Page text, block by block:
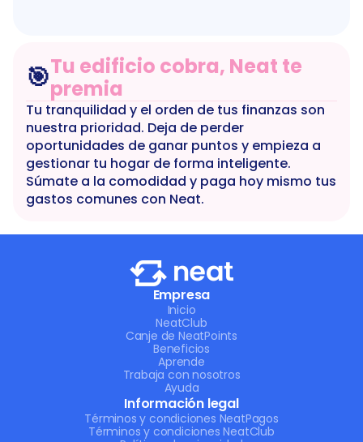
🎯Tu edificio cobra, Neat te
premia
Tu tranquilidad y el orden de tus finanzas son
nuestra prioridad. Deja de perder
oportunidades de ganar puntos y empieza a
gestionar tu hogar de forma inteligente.
Súmate a la comodidad y paga hoy mismo tus
gastos comunes con Neat.
Empresa
Inicio
NeatClub
Canje de NeatPoints
Beneficios
Aprende
Trabaja con nosotros
Ayuda
Información legal
Términos y condiciones NeatPagos
Términos y condiciones NeatClub